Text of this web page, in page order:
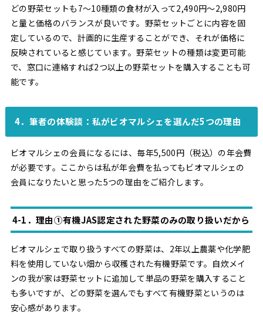
どの野菜セットも7～10種類の食材が入って2,490円～2,980円
と量と価格のバランスが良いです。野菜セットごとに内容を固
定しているので、計画的に生産することができ、それが価格に
反映されていると感じています。野菜セットの種類は変更可能
で、窓口に連絡すれば2つ以上の野菜セットを購入することも可
能です。
4．筆者の体験談：私がビオマルシェを選んだ5つの理由
ビオマルシェの会員になるには、毎年5,500円（税込）の年会費
が必要です。ここからは私が年会費を払ってもビオマルシェの
会員になりたいと思った5つの理由をご紹介します。
4-1．理由①有機JAS認定された野菜のみの取り扱いだから
ビオマルシェで取り扱うすべての野菜は、2年以上農薬や化学肥
料を使用していない畑から収穫された有機野菜です。自炊メイ
ンの我が家は野菜セットに追加して単品の野菜を購入すること
も多いですが、どの野菜を選んでもすべて有機野菜というのは
安心感があります。